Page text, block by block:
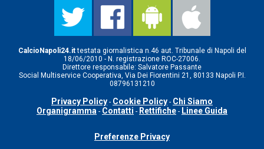
CalcioNapoli24.ittestata giornalistica n.46 aut. Tribunale di Napoli del
18/06/2010 - N. registrazione ROC-27006.
Direttore responsabile: Salvatore Passante
Social Multiservice Cooperativa, Via Dei Fiorentini 21, 80133 Napoli P.I.
08796131210
Privacy Policy - Cookie Policy - Chi Siamo
Organigramma - Contatti - Rettifiche - Linee Guida
Preferenze Privacy